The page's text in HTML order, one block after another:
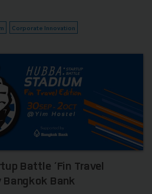
Corporate Innovation
Battle ‘Fin Travel
Bangkok Bank